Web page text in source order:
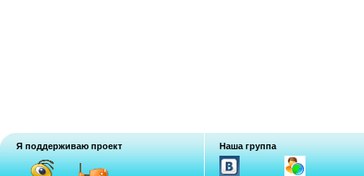
Я поддерживаю проект Наша группа